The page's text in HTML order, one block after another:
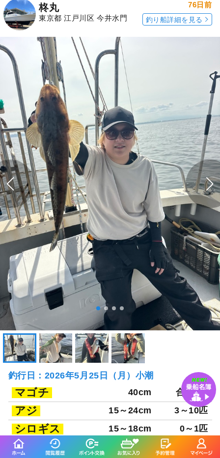
柊丸
東京都 江戸川区 今井水門
76日前
釣り船詳細を見る
釣行日：2026年5月25日（月）小潮
マゴチ 40cm 合計1匹
アジ 15～24cm 3～10匹
シロギス 15～18cm 0～1匹
サバフグ 30cm 合計1匹